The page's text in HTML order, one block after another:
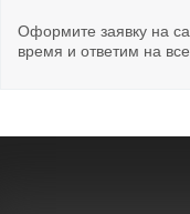
Оформите заявку на
время и ответим на